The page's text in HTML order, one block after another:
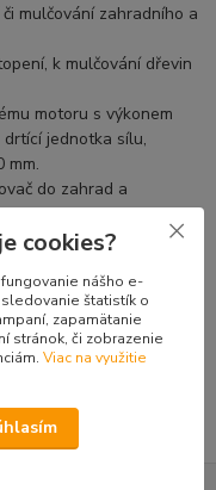
mulčování zahradního a
k mulčování dřevin
motoru s výkonem
jednotka sílu,
mm.
do zahrad a
manipulaci a přepravu.
cookies?
nášho e-
štatistík o
zapamätanie
stránok, či zobrazenie
Viac na využitie